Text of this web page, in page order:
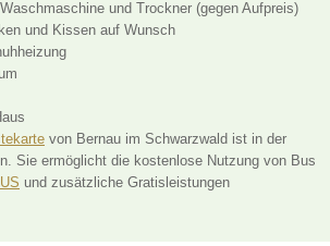
und Trockner (gegen Aufpreis)
und Kissen auf Wunsch
von Bernau im Schwarzwald ist in der
Sie ermöglicht die kostenlose Nutzung von Bus
und zusätzliche Gratisleistungen